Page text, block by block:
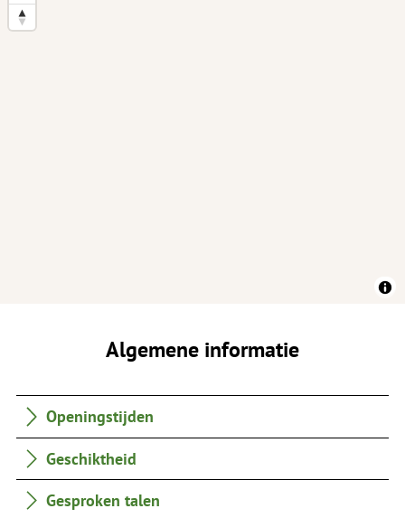
Algemene informatie
Openingstijden
Geschiktheid
Gesproken talen